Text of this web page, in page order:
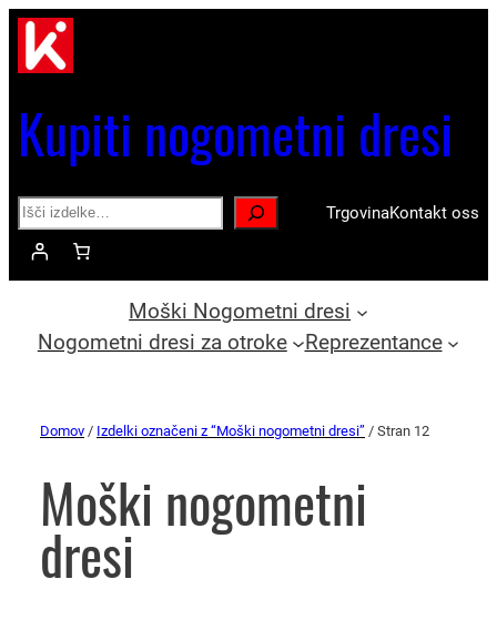
Kupiti nogometni dresi
Search TrgovinaKontakt oss
Moški Nogometni dresi
Nogometni dresi za otroke
Reprezentance
Domov / Izdelki označeni z “Moški nogometni dresi” / Stran 12
Moški nogometni
dresi